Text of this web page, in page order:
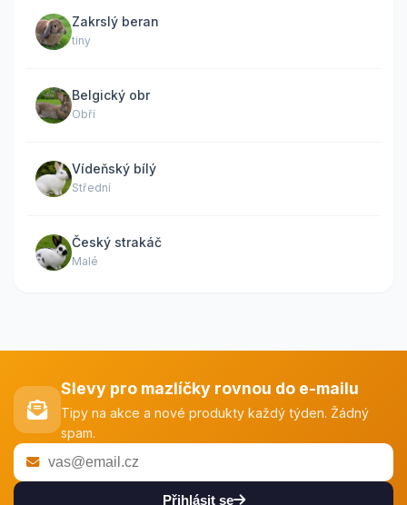
Zakrslý beran
tiny
Belgický obr
Obří
Vídeňský bílý
Střední
Český strakáč
Malé
Slevy pro mazlíčky rovnou do e-mailu
Tipy na akce a nové produkty každý týden. Žádný
spam.
Přihlásit se